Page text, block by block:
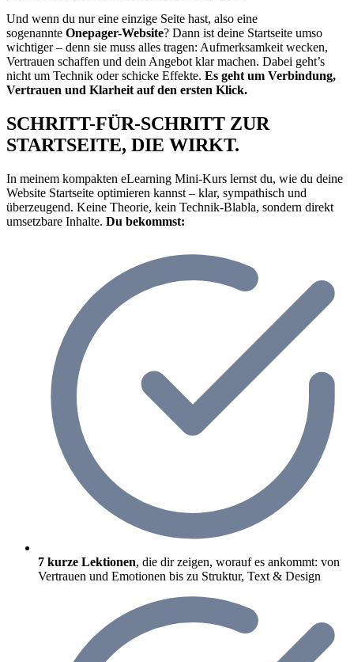
Und wenn du nur eine einzige Seite hast, also eine
sogenannte Onepager-Website? Dann ist deine Startseite umso
wichtiger – denn sie muss alles tragen: Aufmerksamkeit wecken,
Vertrauen schaffen und dein Angebot klar machen. Dabei geht’s
nicht um Technik oder schicke Effekte. Es geht um Verbindung,
Vertrauen und Klarheit auf den ersten Klick.
SCHRITT-FÜR-SCHRITT ZUR
STARTSEITE, DIE WIRKT.
In meinem kompakten eLearning Mini-Kurs lernst du, wie du deine
Website Startseite optimieren kannst – klar, sympathisch und
überzeugend. Keine Theorie, kein Technik-Blabla, sondern direkt
umsetzbare Inhalte. Du bekommst:
7 kurze Lektionen, die dir zeigen, worauf es ankommt: von
Vertrauen und Emotionen bis zu Struktur, Text & Design